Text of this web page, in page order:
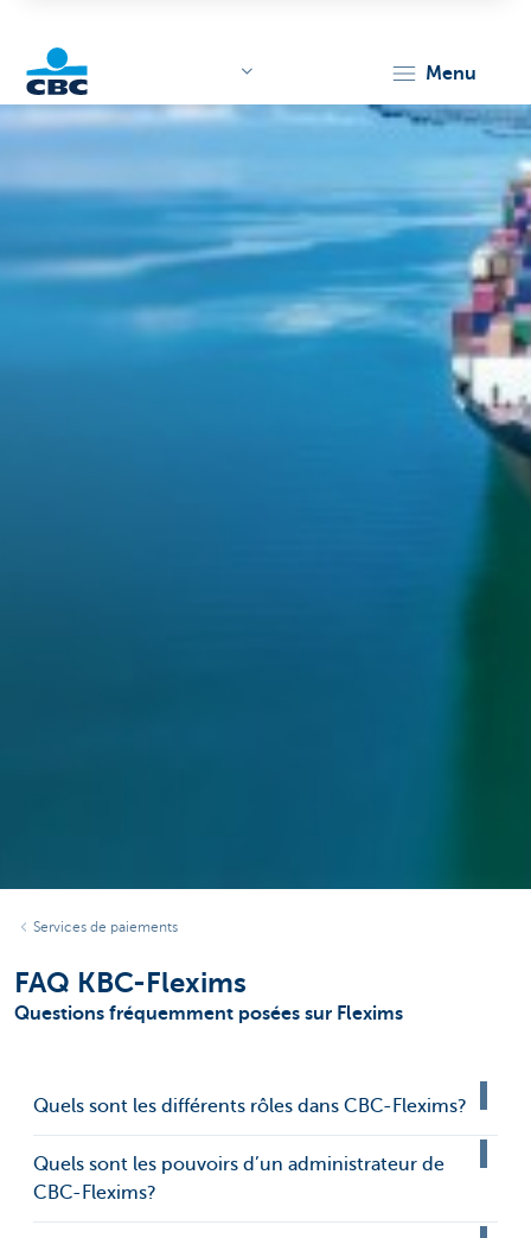
menu
Services de paiements
FAQ KBC-Flexims
Questions fréquemment posées sur Flexims
Quels sont les différents rôles dans CBC-Flexims?
Quels sont les pouvoirs d’un administrateur de
CBC-Flexims?